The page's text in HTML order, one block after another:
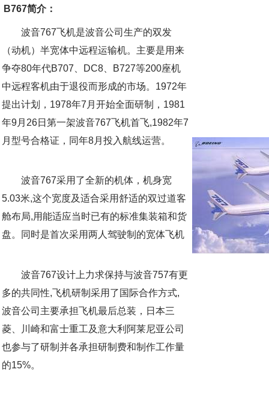
B767简介：
波音767飞机是波音公司生产的双发
（动机）半宽体中远程运输机。主要是用来
争夺80年代B707、DC8、B727等200座机
中远程客机由于退役而形成的市场。1972年
提出计划，1978年7月开始全面研制，1981
年9月26日第一架波音767飞机首飞,1982年7
月型号合格证，同年8月投入航线运营。
波音767采用了全新的机体，机身宽
5.03米,这个宽度及适合采用舒适的双过道客
舱布局,用能适应当时已有的标准集装箱和货
盘。同时是首次采用两人驾驶制的宽体飞机
波音767设计上力求保持与波音757有更
多的共同性,飞机研制采用了国际合作方式,
波音公司主要承担飞机最后总装，日本三
菱、川崎和富士重工及意大利阿莱尼亚公司
也参与了研制并各承担研制费和制作工作量
的15%。